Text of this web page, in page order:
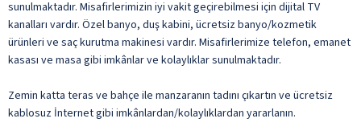
sunulmaktadır. Misafirlerimizin iyi vakit geçirebilmesi için dijital TV
kanalları vardır. Özel banyo, duş kabini, ücretsiz banyo/kozmetik
ürünleri ve saç kurutma makinesi vardır. Misafirlerimize telefon, emanet
kasası ve masa gibi imkânlar ve kolaylıklar sunulmaktadır.
Zemin katta teras ve bahçe ile manzaranın tadını çıkartın ve ücretsiz
kablosuz İnternet gibi imkânlardan/kolaylıklardan yararlanın.